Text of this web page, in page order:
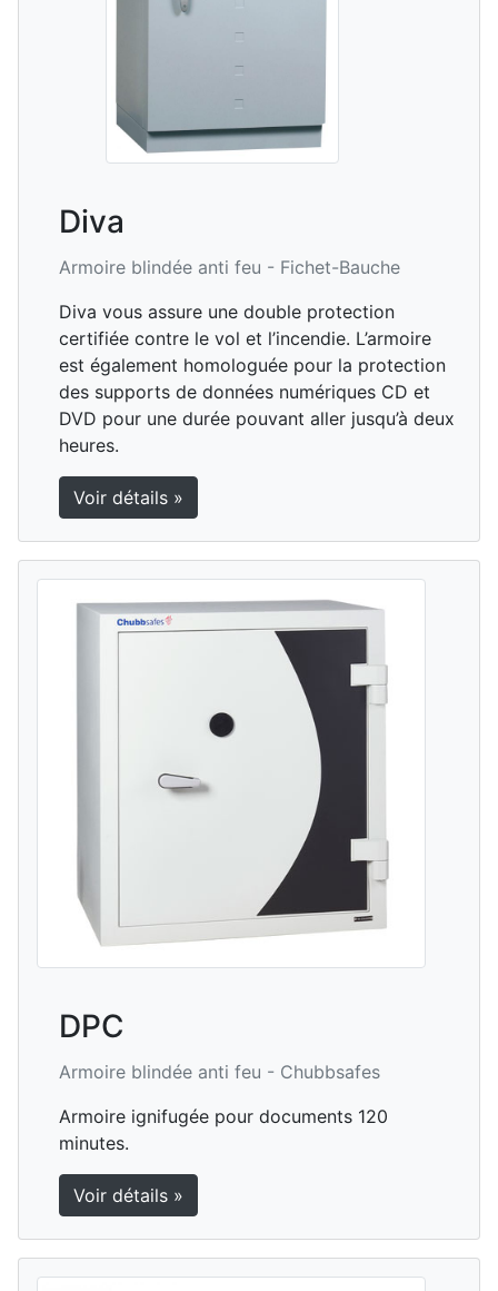
Diva
Armoire blindée anti feu - Fichet-Bauche
Diva vous assure une double protection
certifiée contre le vol et l’incendie. L’armoire
est également homologuée pour la protection
des supports de données numériques CD et
DVD pour une durée pouvant aller jusqu’à deux
heures.
Voir détails »
DPC
Armoire blindée anti feu - Chubbsafes
Armoire ignifugée pour documents 120
minutes.
Voir détails »